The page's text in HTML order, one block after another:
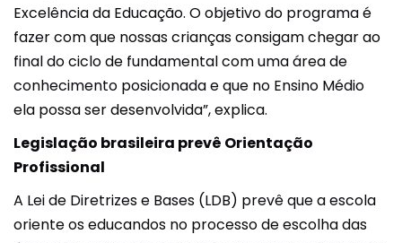
Excelência da Educação. O objetivo do programa é
fazer com que nossas crianças consigam chegar ao
final do ciclo de fundamental com uma área de
conhecimento posicionada e que no Ensino Médio
ela possa ser desenvolvida”, explica.
Legislação brasileira prevê Orientação
Profissional
A Lei de Diretrizes e Bases (LDB) prevê que a escola
oriente os educandos no processo de escolha das